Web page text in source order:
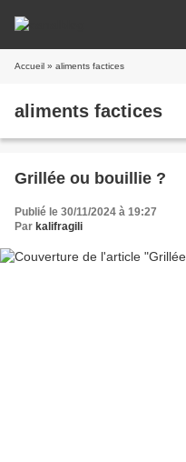
Accueil » aliments factices
aliments factices
Grillée ou bouillie ?
Publié le 30/11/2024 à 19:27
Par kalifragili